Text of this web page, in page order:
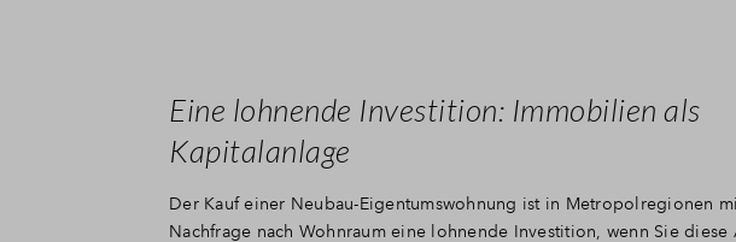
Eine lohnende Investition: Immobilien als
Kapitalanlage
Der Kauf einer Neubau-Eigentumswohnung ist in Metropolregionen
Nachfrage nach Wohnraum eine lohnende Investition, wenn Sie diese